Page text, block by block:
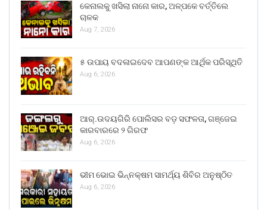
କେନାଲକୁ ଖସିଲା ନାନୋ କାର, ଅଳ୍ପକେ ବର୍ତ୍ତିଲେ
ଚାଳକ
Aug 7, 2026
୫ ଉପାୟ ବଦଳାଇଦେବ ଆପଣଙ୍କ ଆର୍ଥିକ ପରିସ୍ଥିତି
Aug 6, 2026
ଆର୍.ଉଦୟଗିରି ପୋଲିସର ବଡ଼ ସଫଳତା, ଗଞ୍ଜେଇ
କାରବାରରେ ୨ ଗିରଫ
Aug 6, 2026
ଭୀମ ଭୋଇ ଭିନ୍ନକ୍ଷମ ସାମର୍ଥ୍ୟ ଶିବିର ଅନୁଷ୍ଠିତ
Aug 6, 2026